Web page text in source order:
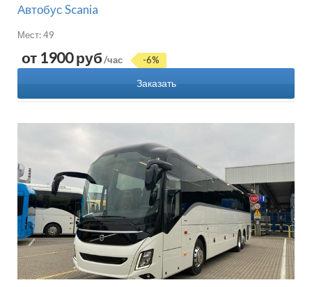
Автобус Scania
Мест: 49
от 1900 руб/час -6%
Заказать